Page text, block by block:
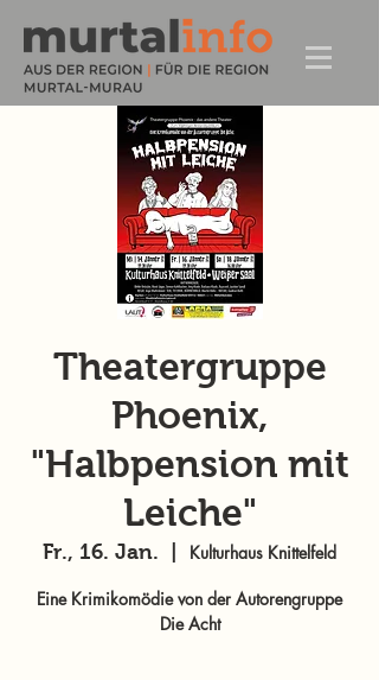
Theatergruppe
Phoenix,
"Halbpension mit
Leiche"
Fr., 16. Jan. Kulturhaus Knittelfeld
Eine Krimikomödie von der Autorengruppe
Die Acht